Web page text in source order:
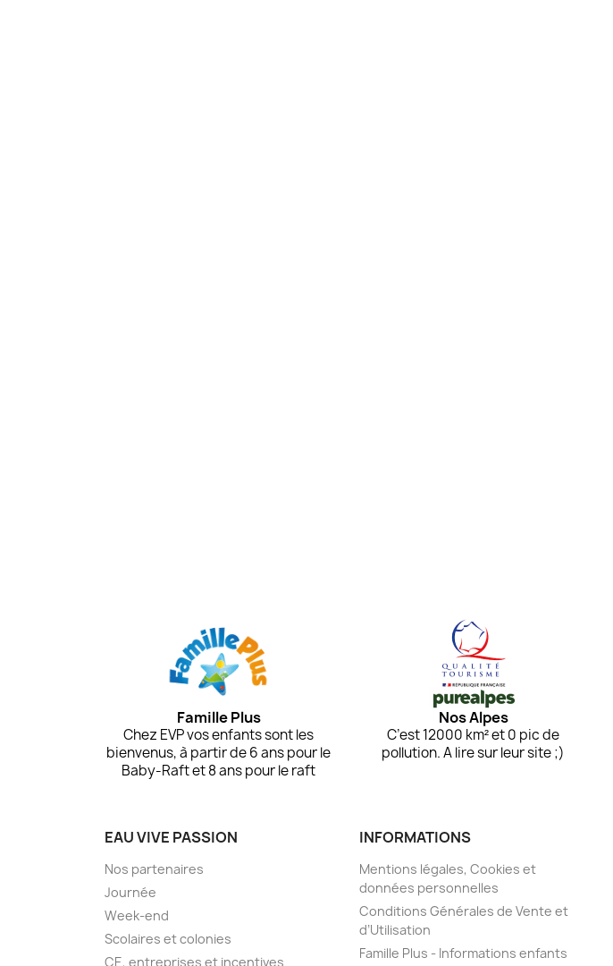
Famille Plus
Chez EVP vos enfants sont les
bienvenus, à partir de 6 ans pour le
Baby-Raft et 8 ans pour le raft
Nos Alpes
C’est 12000 km² et 0 pic de
pollution. A lire sur leur site ;)
EAU VIVE PASSION
Nos partenaires
Journée
Week-end
Scolaires et colonies
CE, entreprises et incentives
INFORMATIONS
Mentions légales, Cookies et
données personnelles
Conditions Générales de Vente et
d’Utilisation
Famille Plus - Informations enfants